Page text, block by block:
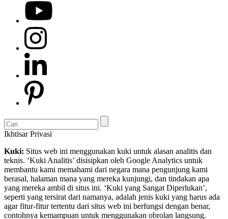
Ikhtisar Privasi
Kuki: Situs web ini menggunakan kuki untuk alasan analitis dan
teknis. ‘Kuki Analitis’ disisipkan oleh Google Analytics untuk
membantu kami memahami dari negara mana pengunjung kami
berasal, halaman mana yang mereka kunjungi, dan tindakan apa
yang mereka ambil di situs ini. ‘Kuki yang Sangat Diperlukan’,
seperti yang tersirat dari namanya, adalah jenis kuki yang harus ada
agar fitur-fitur tertentu dari situs web ini berfungsi dengan benar,
contohnya kemampuan untuk menggunakan obrolan langsung.